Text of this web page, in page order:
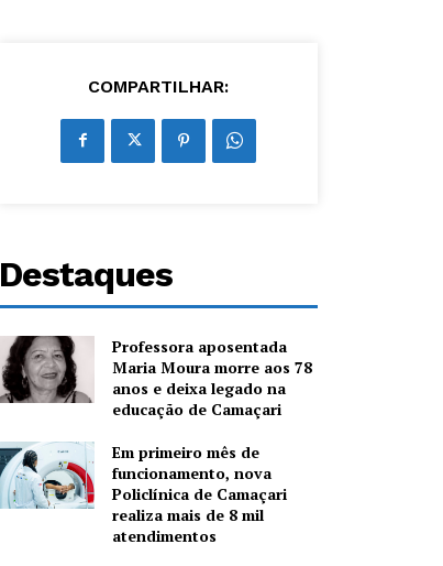
COMPARTILHAR:
Destaques
Professora aposentada
Maria Moura morre aos 78
anos e deixa legado na
educação de Camaçari
Em primeiro mês de
funcionamento, nova
Policlínica de Camaçari
realiza mais de 8 mil
atendimentos